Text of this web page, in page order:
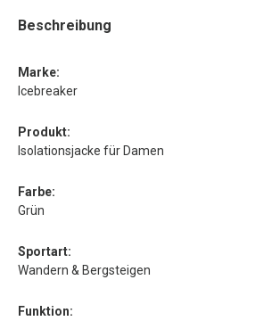
Beschreibung
Marke:
Icebreaker
Produkt:
Isolationsjacke für Damen
Farbe:
Grün
Sportart:
Wandern & Bergsteigen
Funktion: